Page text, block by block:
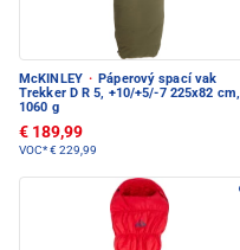
McKINLEY · Páperový spací vak
Trekker D R 5, +10/+5/-7 225x82 cm,
1060 g
€ 189,99
VOC*€ 229,99